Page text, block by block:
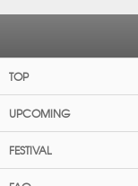
TOP
UPCOMING
FESTIVAL